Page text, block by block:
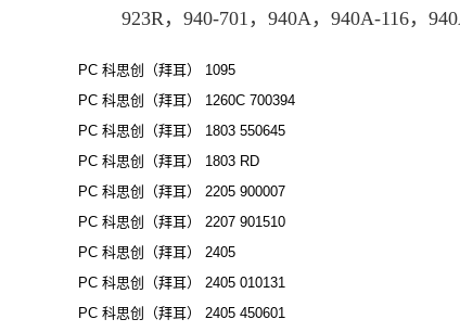
923R，940-701，940A，940A-116，
PC 科思创（拜耳） 1095
PC 科思创（拜耳） 1260C 700394
PC 科思创（拜耳） 1803 550645
PC 科思创（拜耳） 1803 RD
PC 科思创（拜耳） 2205 900007
PC 科思创（拜耳） 2207 901510
PC 科思创（拜耳） 2405
PC 科思创（拜耳） 2405 010131
PC 科思创（拜耳） 2405 450601